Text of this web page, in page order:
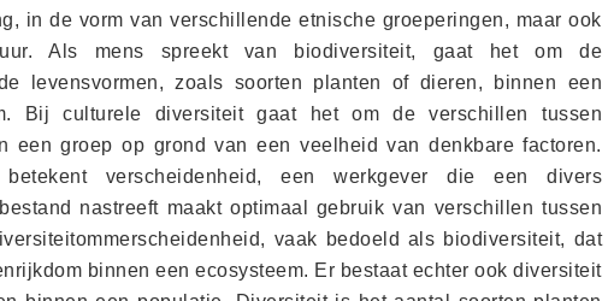
in de vorm van verschillende etnische groeperingen, maar ook
Als mens spreekt van biodiversiteit, gaat het om de
levensvormen, zoals soorten planten of dieren, binnen een
Bij culturele diversiteit gaat het om de verschillen tussen
een groep op grond van een veelheid van denkbare factoren.
betekent verscheidenheid, een werkgever die een divers
nastreeft maakt optimaal gebruik van verschillen tussen
vaak bedoeld als biodiversiteit, dat
binnen een ecosysteem. Er bestaat echter ook diversiteit